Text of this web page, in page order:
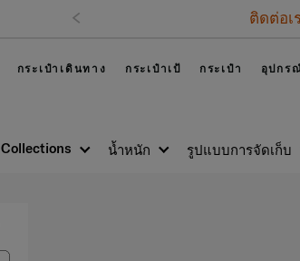
ติดต่อเรา โทร. 02-761-9999
กระเป๋าเดินทาง กระเป๋าเป้ กระเป๋า อุปกร
Collections น้ำหนัก รูปแบบการจัดเก็บ